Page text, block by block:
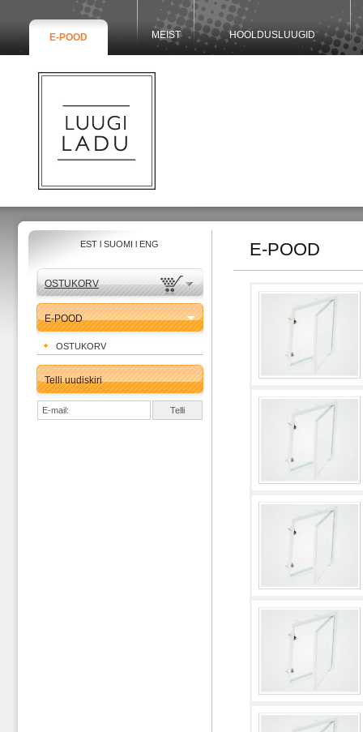
E-POOD MEIST HOOLDUSLUUGID
EST l SUOMI l ENG
OSTUKORV
E-POOD
OSTUKORV
Telli uudiskiri
E-POOD